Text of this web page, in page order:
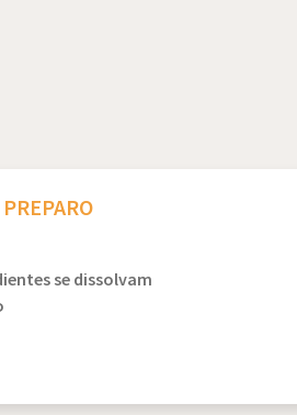
se dissolvam